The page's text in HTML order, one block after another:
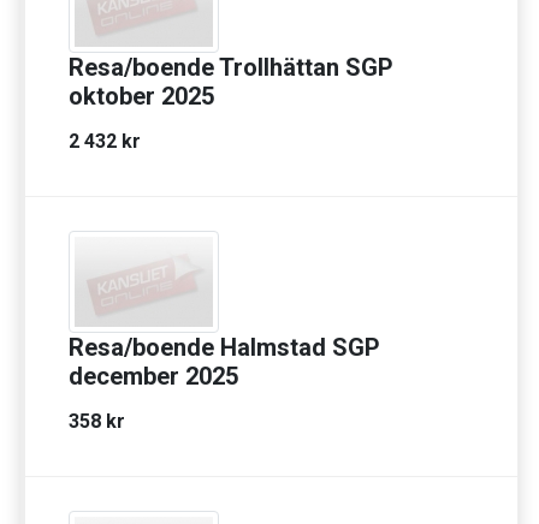
Resa/boende Trollhättan SGP
oktober 2025
2 432 kr
Resa/boende Halmstad SGP
december 2025
358 kr